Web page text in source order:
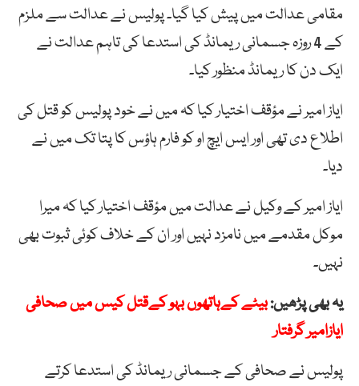
مقامی عدالت میں پیش کیا گیا۔ پولیس نے عدالت سے ملزم
کے 4 روزہ جسمانی ریمانڈ کی استدعا کی تاہم عدالت نے
ایک دن کا ریمانڈ منظور کیا۔
ایاز امیر نے مؤقف اختیار کیا کہ میں نے خود پولیس کو قتل کی
اطلاع دی تھی اور ایس ایچ او کو فارم ہاؤس کا پتا تک میں نے
دیا۔
ایاز امیر کے وکیل نے عدالت میں مؤقف اختیار کیا کہ میرا
موکل مقدمے میں نامزد نہیں اور ان کے خلاف کوئی ثبوت بھی
نہیں۔
یہ بھی پڑھیں:بیٹے کےہاتھوں بہو کےقتل کیس میں صحافی
ایازامیر گرفتار
پولیس نے صحافی کے جسمانی ریمانڈ کی استدعا کرتے